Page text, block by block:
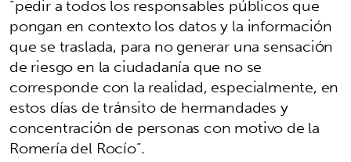
pongan en contexto los datos y la información
que se traslada, para no generar una sensación
de riesgo en la ciudadanía que no se
corresponde con la realidad, especialmente, en
estos días de tránsito de hermandades y
concentración de personas con motivo de la
Romería del Rocío”.